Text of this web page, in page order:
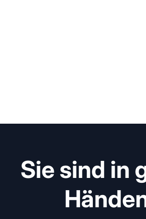
Sie sind in